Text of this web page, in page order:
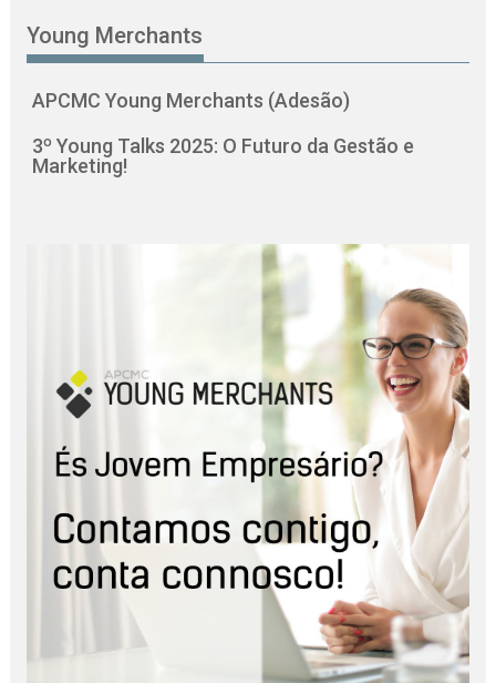
Young Merchants
APCMC Young Merchants (Adesão)
3º Young Talks 2025: O Futuro da Gestão e
Marketing!